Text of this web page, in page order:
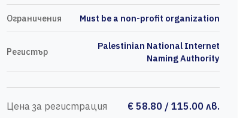
Ограничения Must be a non-profit organization
Регистър
Palestinian National Internet
Naming Authority
Цена за регистрация
€ 58.80 / 115.00 лв.